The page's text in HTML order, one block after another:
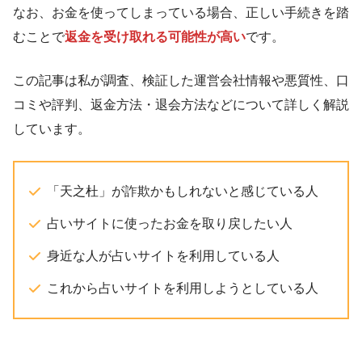
なお、お金を使ってしまっている場合、正しい手続きを踏
むことで返金を受け取れる可能性が高いです。
この記事は私が調査、検証した運営会社情報や悪質性、口
コミや評判、返金方法・退会方法などについて詳しく解説
しています。
「天之杜」が詐欺かもしれないと感じている人
占いサイトに使ったお金を取り戻したい人
身近な人が占いサイトを利用している人
これから占いサイトを利用しようとしている人